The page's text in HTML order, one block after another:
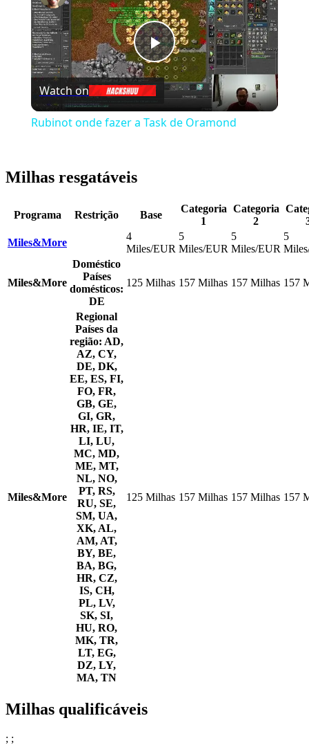
Play
Video
Watch on
Rubinot onde fazer a Task de Oramond
Milhas resgatáveis
Programa Restrição Base
Categoria
1
Categoria
2
Miles&More
4
Miles/EUR
5
Miles/EUR
5
Miles/EUR
5
Miles&More
Doméstico
Países
domésticos:
DE
125 Milhas 157 Milhas 157 Milhas 157
Miles&More
Regional
Países da
região: AD,
AZ, CY,
DE, DK,
EE, ES, FI,
FO, FR,
GB, GE,
GI, GR,
HR, IE, IT,
LI, LU,
MC, MD,
ME, MT,
NL, NO,
PT, RS,
RU, SE,
SM, UA,
XK, AL,
AM, AT,
BY, BE,
BA, BG,
HR, CZ,
IS, CH,
PL, LV,
SK, SI,
HU, RO,
MK, TR,
LT, EG,
DZ, LY,
MA, TN
125 Milhas 157 Milhas 157 Milhas 157
Milhas qualificáveis
; ;